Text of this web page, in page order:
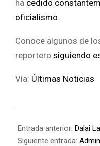
ha cedido
oficialismo
Conoce algunos de
reportero siguiendo
Vía: Últimas Noticias
Entrada anterior: Dalai
Siguiente entrada: